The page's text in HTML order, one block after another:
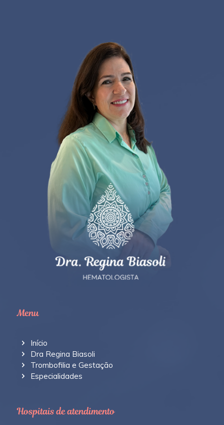
Menu
Início
Dra Regina Biasoli
Trombofilia e Gestação
Especialidades
Hospitais de atendimento